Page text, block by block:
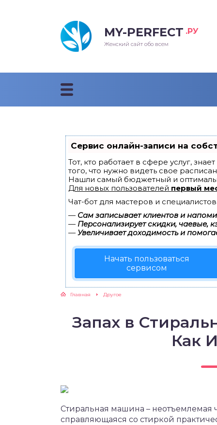
MY-PERFECT .РУ
Женский сайт обо всем
Сервис онлайн-записи на
Тот, кто работает в сфере услуг,
того, что нужно видеть свое
Нашли самый бюджетный и
Для новых пользователей первый
Чат-бот для мастеров и
— Сам записывает клиентов и
— Персонализирует скидки, чаевые,
— Увеличивает доходимость и
Начать пользоваться
сервисом
Главная Другое
Запах в
Как
Стиральная машина – неотъемлемая
справляющаяся со стиркой
прически 2018
стрижки 2018